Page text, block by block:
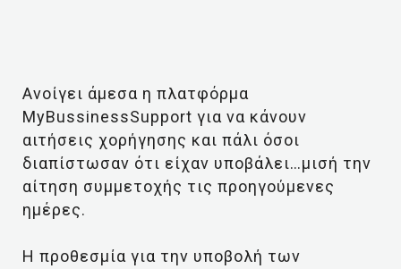
Ανοίγει άμεσα η πλατφόρμα
MyBussinessSupport για να κάνουν
αιτήσεις χορήγησης και πάλι όσοι
διαπίστωσαν ότι είχαν υποβάλει…μισή την
αίτηση συμμετοχής τις προηγούμενες
ημέρες.
Η προθεσμία για την υποβολή των